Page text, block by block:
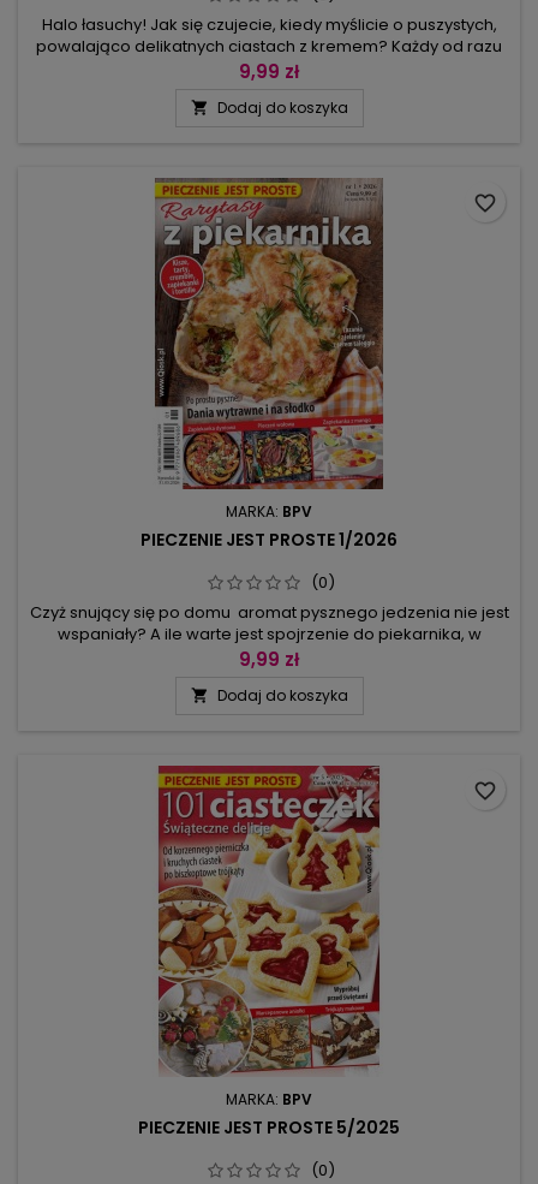
Halo łasuchy! Jak się czujecie, kiedy myślicie o puszystych,
powalająco delikatnych ciastach z kremem? Każdy od razu
ma ochotę na ciasto, tort i pełne fantazji ciasteczka, w
śmietanka. Perfekcyjnym uzupełnieniem tych pyszności są
9,99 zł
 Dodaj do koszyka
MARKA: BPV
PIECZENIE JEST PROSTE 1/2026
(0)
Czyż snujący się po domu aromat pysznego jedzenia nie jest
wspaniały? A ile warte jest spojrzenie do piekarnika, w
którym piecze się danie tak smaczne, że aż leci ślinka?
przepisy zamieszczone w Pieczenie Jest Proste 1/2026. Do
9,99 zł
 Dodaj do koszyka
favorite_border
MARKA: BPV
PIECZENIE JEST PROSTE 5/2025
(0)
favorite_border